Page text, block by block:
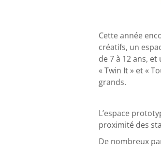
Cette année
créatifs, un
de 7 à 12 ans,
« Twin It » et «
grands.
L’espace
proximité des
De nombreux